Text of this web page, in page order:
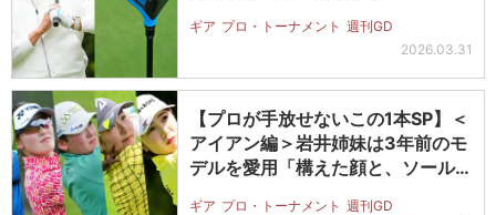
ギア プロ・トーナメント 週刊GD
2026.03.31
【プロが手放せないこの1本SP】＜
アイアン編＞岩井姉妹は3年前のモ
デルを愛用「構えた顔と、ソールの
ギア プロ・トーナメント 週刊GD